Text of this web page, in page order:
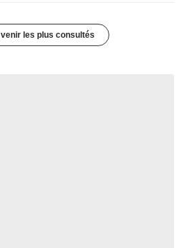
les plus consultés